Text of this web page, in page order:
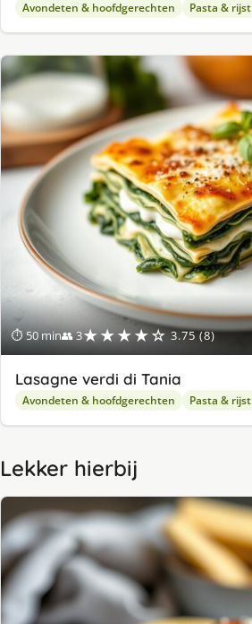
Avondeten & hoofdgerechten Pasta & rijst
⏱ 50 min👥 3★★★★☆ 3.75 (8)
Lasagne verdi di Tania
Avondeten & hoofdgerechten Pasta & rijst
Lekker hierbij